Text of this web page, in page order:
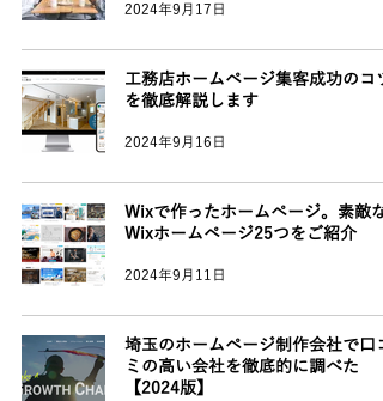
2024年9月17日
工務店ホームページ集客成功のコツ
を徹底解説します
2024年9月16日
Wixで作ったホームページ。素敵な
Wixホームページ25つをご紹介
2024年9月11日
埼玉のホームページ制作会社で口コ
ミの高い会社を徹底的に調べた
【2024版】